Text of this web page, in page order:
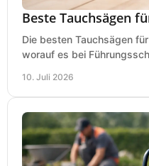
Beste Tauchsägen
Die besten Tauchsägen
worauf es bei
10. Juli 2026